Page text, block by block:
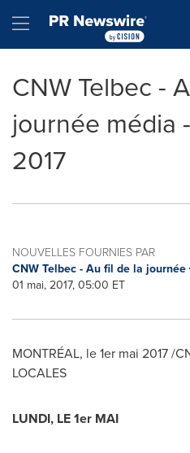
Hamburger menu
CNW Telbec -
journée média
2017
NOUVELLES FOURNIES PAR
CNW Telbec - Au fil de la journée
01 mai, 2017, 05:00 ET
MONTRÉAL, le 1er mai 2017 /
LOCALES
LUNDI, LE 1er MAI